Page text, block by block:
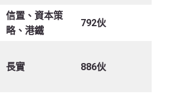
信置、資本策
略、港鐵
792伙
長實 886伙